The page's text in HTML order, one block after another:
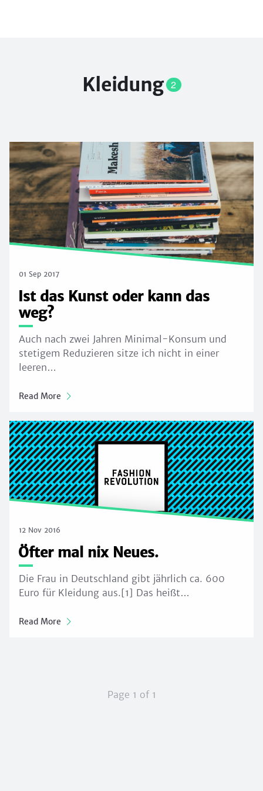
Kleidung2
01 Sep 2017
Ist das Kunst oder kann das
weg?
Auch nach zwei Jahren Minimal-Konsum und
stetigem Reduzieren sitze ich nicht in einer
leeren…
Read More
12 Nov 2016
Öfter mal nix Neues.
Die Frau in Deutschland gibt jährlich ca. 600
Euro für Kleidung aus.[1] Das heißt…
Read More
Page 1 of 1